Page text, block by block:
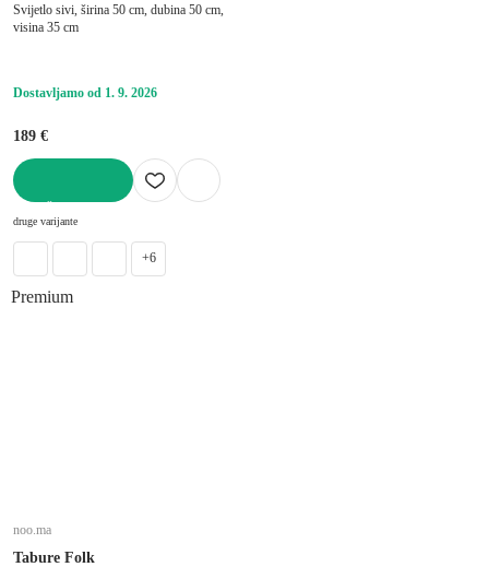
Svijetlo sivi, širina 50 cm, dubina 50 cm,
visina 35 cm
Dostavljamo od 1. 9. 2026
189 €
druge varijante
+6
Premium
noo.ma
Tabure Folk